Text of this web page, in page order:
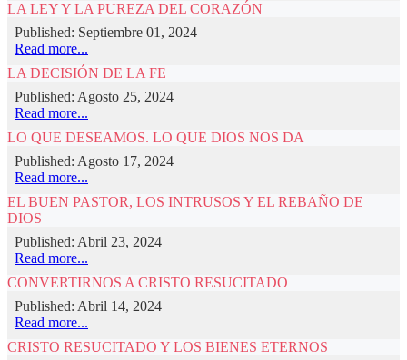
LA LEY Y LA PUREZA DEL CORAZÓN
Published: Septiembre 01, 2024
Read more...
LA DECISIÓN DE LA FE
Published: Agosto 25, 2024
Read more...
LO QUE DESEAMOS. LO QUE DIOS NOS DA
Published: Agosto 17, 2024
Read more...
EL BUEN PASTOR, LOS INTRUSOS Y EL REBAÑO DE
DIOS
Published: Abril 23, 2024
Read more...
CONVERTIRNOS A CRISTO RESUCITADO
Published: Abril 14, 2024
Read more...
CRISTO RESUCITADO Y LOS BIENES ETERNOS